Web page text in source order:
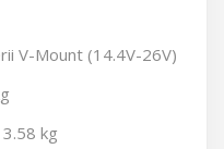
V-Mount (14.4V-26V)
3.58 kg